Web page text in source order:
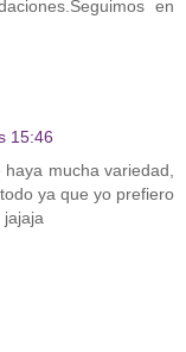
en
15:46
mucha variedad,
ya que yo prefiero